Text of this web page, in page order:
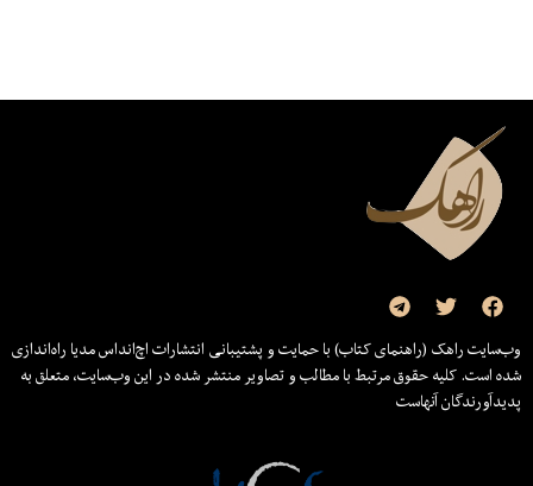
وب‌سایت راهک (راهنمای کتاب) با حمایت و پشتیبانی انتشارات اچ‌اند‌اس مدیا راه‌اندازی
شده است. کلیه حقوق مرتبط با مطالب و تصاویر منتشر شده در این وب‌سایت، متعلق به
پدیدآورندگان آنهاست